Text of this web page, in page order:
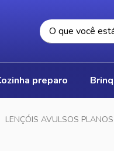
cozinha preparo
LENÇÓIS AVULSOS PLANOS